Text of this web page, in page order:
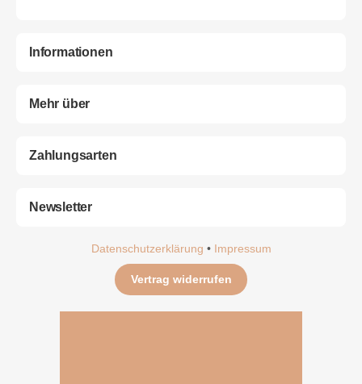
Informationen
Mehr über
Zahlungsarten
Newsletter
Datenschutzerklärung • Impressum
Vertrag widerrufen